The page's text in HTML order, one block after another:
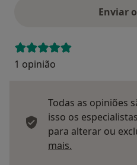
Enviar
1 opinião
Todas as opiniões
isso os
para alterar ou
mais.